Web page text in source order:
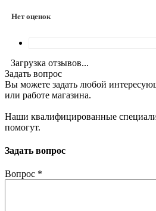
Нет оценок
Загрузка отзывов...
Задать вопрос
Вы можете задать любой
или работе магазина.
Наши квалифицированные
помогут.
Задать вопрос
Вопрос *